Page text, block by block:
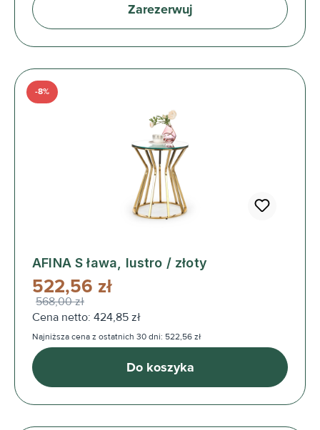
Zarezerwuj
AFINA S ława, lustro / złoty
-8%
522,56 zł
568,00 zł
Cena netto: 424,85 zł
Najniższa cena z ostatnich 30 dni: 522,56 zł
Do koszyka